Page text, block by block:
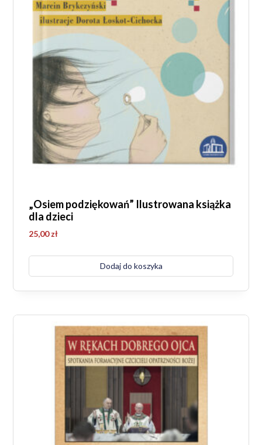
„Osiem podziękowań” Ilustrowana książka
dla dzieci
25,00zł
Dodaj do koszyka